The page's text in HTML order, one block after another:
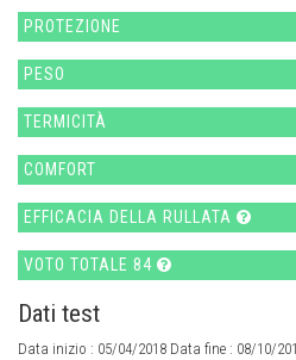
PROTEZIONE
PESO
TERMICITÀ
COMFORT
EFFICACIA DELLA RULLATA
VOTO TOTALE 84
Dati test
Data inizio : 05/04/2018 Data fine : 08/10/